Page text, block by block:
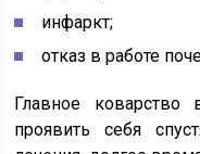
инфаркт;
отказ в работе
Главное
проявить себя